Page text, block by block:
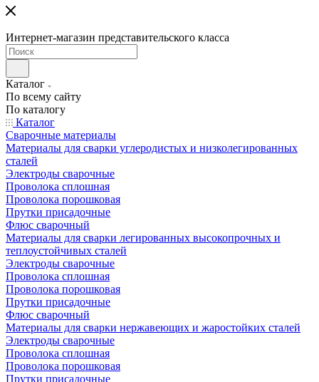
Интернет-магазин представительского класса
Каталог
По всему сайту
По каталогу
Каталог
Сварочные материалы
Материалы для сварки углеродистых и низколегированных
сталей
Электроды сварочные
Проволока сплошная
Проволока порошковая
Прутки присадочные
Флюс сварочный
Материалы для сварки легированных высокопрочных и
теплоустойчивых сталей
Электроды сварочные
Проволока сплошная
Проволока порошковая
Прутки присадочные
Флюс сварочный
Материалы для сварки нержавеющих и жаростойких сталей
Электроды сварочные
Проволока сплошная
Проволока порошковая
Прутки присадочные